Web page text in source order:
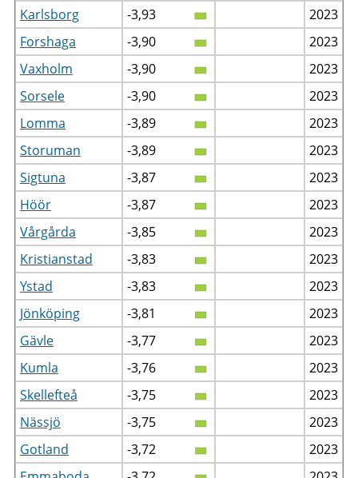
Karlsborg
-3,93
2023
Forshaga
-3,90
2023
Vaxholm
-3,90
2023
Sorsele
-3,90
2023
Lomma
-3,89
2023
Storuman
-3,89
2023
Sigtuna
-3,87
2023
Höör
-3,87
2023
Vårgårda
-3,85
2023
Kristianstad
-3,83
2023
Ystad
-3,83
2023
Jönköping
-3,81
2023
Gävle
-3,77
2023
Kumla
-3,76
2023
Skellefteå
-3,75
2023
Nässjö
-3,75
2023
Gotland
-3,72
2023